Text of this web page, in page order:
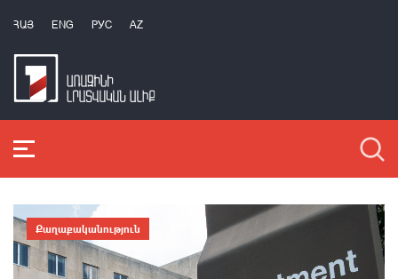
ՀԱՅ ENG РУС AZ
Քաղաքականություն